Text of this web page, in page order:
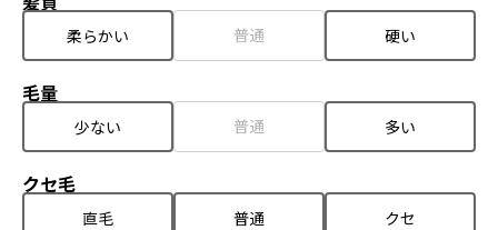
柔らかい 普通 硬い
毛量
少ない 普通 多い
クセ毛
直毛 普通 クセ